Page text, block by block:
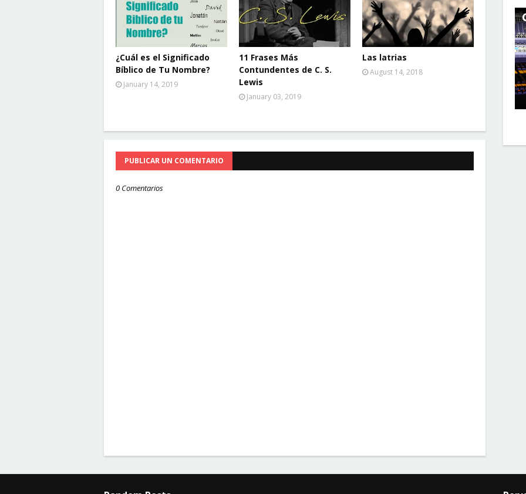
¿Cuál es el Significado
Bíblico de Tu Nombre?
January 14, 2019
11 Frases Más
Contundentes de C. S.
Lewis
January 03, 2019
Las latrias
August 14, 2018
PUBLICAR UN COMENTARIO
0 Comentarios